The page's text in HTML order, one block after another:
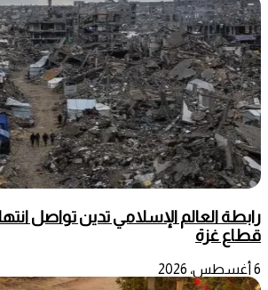
رابطة العالم الإسلامي تدين تواصل
قطاع غزة
6 أغسطس، 2026